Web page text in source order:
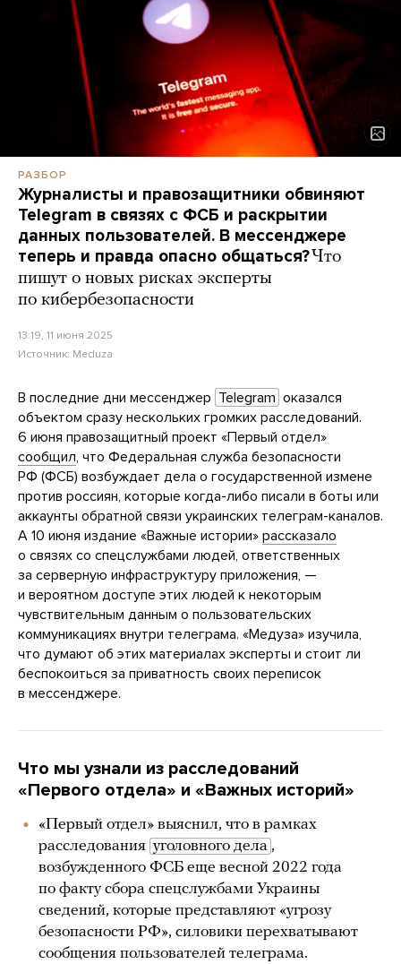
РАЗБОР
Журналисты и правозащитники обвиняют
Telegram в связях с ФСБ и раскрытии
данных пользователей. В мессенджере
теперь и правда опасно общаться?Что
пишут о новых рисках эксперты
по кибербезопасности
13:19, 11 июня 2025
Источник: Meduza
В последние дни мессенджер Telegram оказался
объектом сразу нескольких громких расследований.
6 июня правозащитный проект «Первый отдел»
сообщил, что Федеральная служба безопасности
РФ (ФСБ) возбуждает дела о государственной измене
против россиян, которые когда-либо писали в боты или
аккаунты обратной связи украинских телеграм-каналов.
А 10 июня издание «Важные истории» рассказало
о связях со спецслужбами людей, ответственных
за серверную инфраструктуру приложения, —
и вероятном доступе этих людей к некоторым
чувствительным данным о пользовательских
коммуникациях внутри телеграма. «Медуза» изучила,
что думают об этих материалах эксперты и стоит ли
беспокоиться за приватность своих переписок
в мессенджере.
Что мы узнали из расследований
«Первого отдела» и «Важных историй»
«Первый отдел» выяснил, что в рамках
расследования уголовного дела ,
возбужденного ФСБ еще весной 2022 года
по факту сбора спецслужбами Украины
сведений, которые представляют «угрозу
безопасности РФ», силовики перехватывают
сообщения пользователей телеграма.